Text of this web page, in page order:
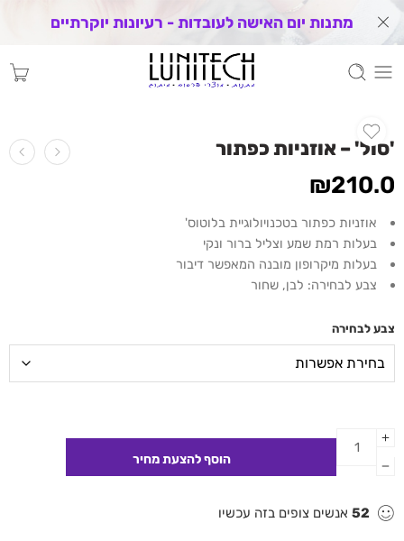
מתנות יום האישה לעובדות - רעיונות יוקרתיים
'סול' – אוזניות כפתור
₪210.0
אוזניות כפתור בטכנויולוגיית בלוטוס'
בעלות רמת שמע וצליל ברור ונקי
בעלות מיקרופון מובנה המאפשר דיבור
צבע לבחירה: לבן, שחור
צבע לבחירה
52 אנשים צופים בזה עכשיו